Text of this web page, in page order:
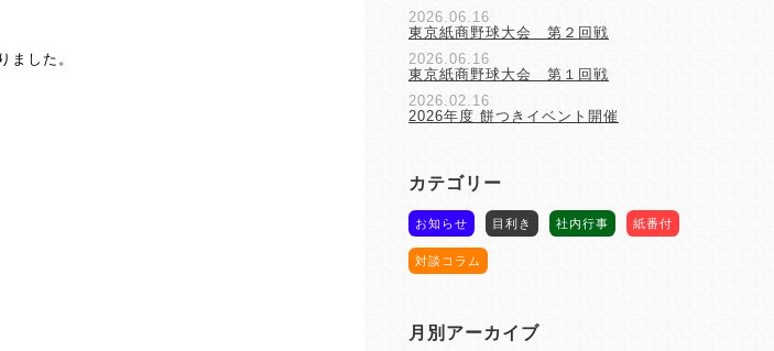
ました。
2026.06.16
東京紙商野球大会 第２回戦
2026.06.16
東京紙商野球大会 第１回戦
2026.02.16
2026年度 餅つきイベント開催
カテゴリー
お知らせ 目利き 社内行事 紙番付
対談コラム
月別アーカイブ